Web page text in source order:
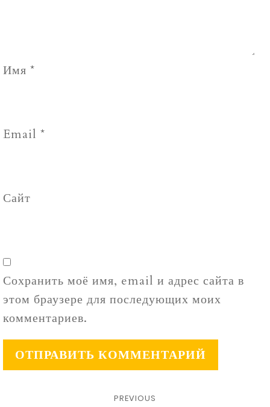
Имя *
Email *
Сайт
Сохранить моё имя, email и адрес сайта в
этом браузере для последующих моих
комментариев.
PREVIOUS